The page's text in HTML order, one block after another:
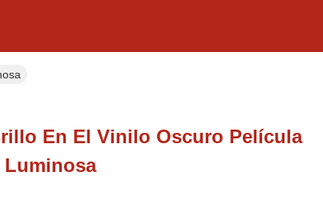
En El Vinilo Oscuro Película
Luminosa